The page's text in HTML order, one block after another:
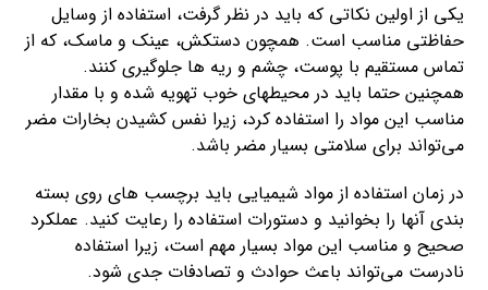
یکی از اولین نکاتی که باید در نظر گرفت، استفاده از وسایل
حفاظتی مناسب است. همچون دستکش، عینک و ماسک، که از
تماس مستقیم با پوست، چشم و ریه ها جلوگیری کنند.
همچنین حتما باید در محیطهای خوب تهویه شده و با مقدار
مناسب این مواد را استفاده کرد، زیرا نفس کشیدن بخارات مضر
می‌تواند برای سلامتی بسیار مضر باشد.
در زمان استفاده از مواد شیمیایی باید برچسب های روی بسته
بندی آنها را بخوانید و دستورات استفاده را رعایت کنید. عملکرد
صحیح و مناسب این مواد بسیار مهم است، زیرا استفاده
نادرست می‌تواند باعث حوادث و تصادفات جدی شود.